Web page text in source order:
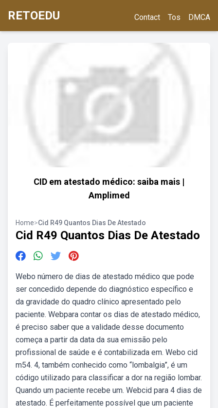
RETOEDU Contact Tos DMCA
CID em atestado médico: saiba mais |
Amplimed
Home>Cid R49 Quantos Dias De Atestado
Cid R49 Quantos Dias De Atestado
Webo número de dias de atestado médico que pode
ser concedido depende do diagnóstico específico e
da gravidade do quadro clínico apresentado pelo
paciente. Webpara contar os dias de atestado médico,
é preciso saber que a validade desse documento
começa a partir da data da sua emissão pelo
profissional de saúde e é contabilizada em. Webo cid
m54. 4, também conhecido como “lombalgia”, é um
código utilizado para classificar a dor na região lombar.
Quando um paciente recebe um. Webcid para 4 dias de
atestado. É perfeitamente possível que um paciente